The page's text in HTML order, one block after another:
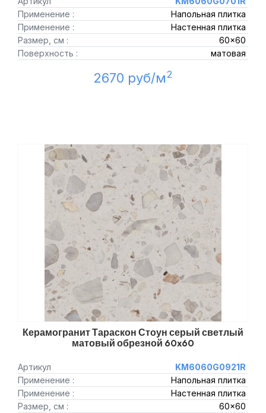
Применение :
Напольная плитка
Применение :
Настенная плитка
Размер, см :
60x60
Поверхность :
матовая
2670 руб/м2
Керамогранит Тараскон Стоун серый светлый
матовый обрезной 60x60
Артикул
KM6060G0921R
Применение :
Напольная плитка
Применение :
Настенная плитка
Размер, см :
60x60